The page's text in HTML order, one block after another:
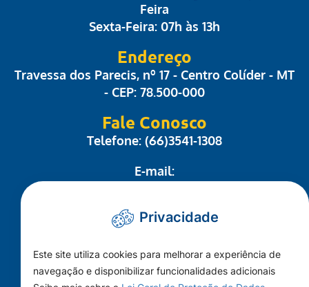
Feira
Sexta-Feira: 07h às 13h
Endereço
Travessa dos Parecis, nº 17 - Centro Colíder - MT
- CEP: 78.500-000
Fale Conosco
Telefone: (66)3541-1308
E-mail:
administrativo@camaracolider.mt.gov.br
Mapa do Site
Conheça a Câmara
A Cidade
Privacidade
Este site utiliza cookies para melhorar a experiência de
navegação e disponibilizar funcionalidades adicionais